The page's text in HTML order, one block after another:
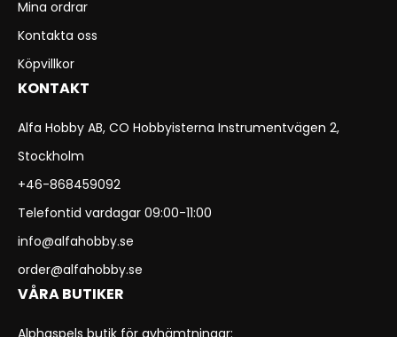
Mina ordrar
Kontakta oss
Köpvillkor
KONTAKT
Alfa Hobby AB, CO Hobbyisterna Instrumentvägen 2,
Stockholm
+46-868459092
Telefontid vardagar 09:00-11:00
info@alfahobby.se
order@alfahobby.se
VÅRA BUTIKER